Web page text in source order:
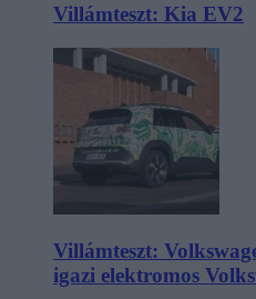
Villámteszt: Kia EV2
Villámteszt:
igazi elektromos